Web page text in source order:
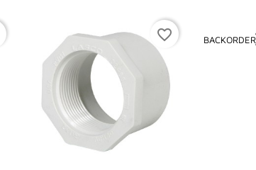
favorite_border BACKORDER